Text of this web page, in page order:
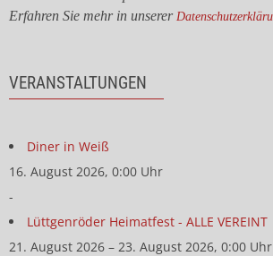
Erfahren Sie mehr in unserer
VERANSTALTUNGEN
Diner in Weiß
16. August 2026, 0:00 Uhr
-
Lüttgenröder Heimatfest - ALLE VEREINT
21. August 2026 – 23. August 2026, 0:00 Uhr